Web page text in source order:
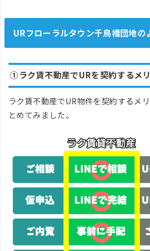
URフローラルタウン千鳥橋団地の
①ラク賃不動産でURを契約するメ
ラク賃不動産でUR物件を契約するメ
とめてみました。